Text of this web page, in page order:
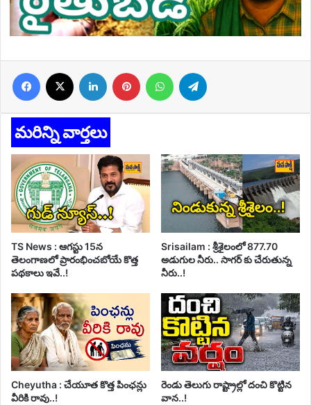
Facebook LinkedIn Pinterest WhatsApp
మరిన్ని వార్తలు
TS News : ఆగస్టు 15న
తెలంగాణలో ప్రారంభించబోయే కొత్త
పథకాలు ఇవే..!
Srisailam : శ్రీశైలంలో 877.70
అడుగుల నీరు.. సాగర్ కు చేరుతున్న
నీరు..!
Cheyutha : చేయూత కొత్త పింఛన్లు
వీరికి రావు..!
రెండు తెలుగు రాష్ట్రాల్లో దంచి కొట్టిన
వాన..!